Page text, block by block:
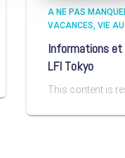
A NE PAS
VACANCES VIE
Informations et
LFI Tokyo
This content is